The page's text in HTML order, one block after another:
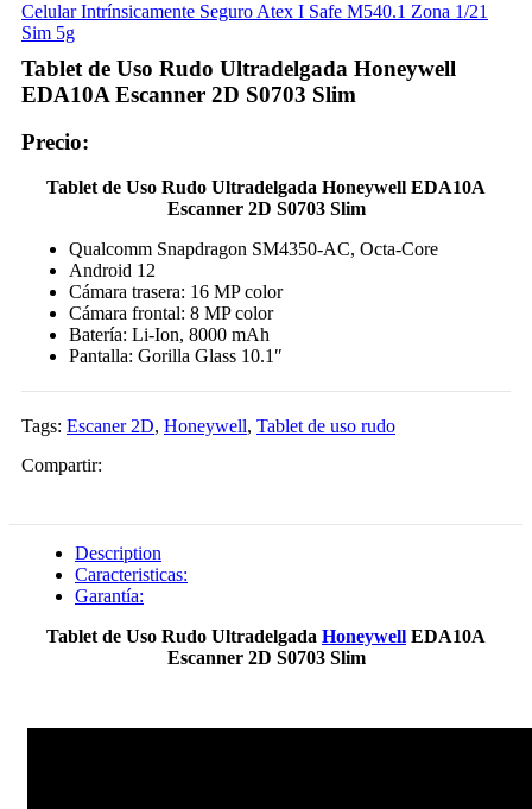
Celular Intrínsicamente Seguro Atex I Safe M540.1 Zona 1/21
Sim 5g
Tablet de Uso Rudo Ultradelgada Honeywell
EDA10A Escanner 2D S0703 Slim
Precio:
Tablet de Uso Rudo Ultradelgada Honeywell EDA10A
Escanner 2D S0703 Slim
Qualcomm Snapdragon SM4350-AC, Octa-Core
Android 12
Cámara trasera: 16 MP color
Cámara frontal: 8 MP color
Batería: Li-Ion, 8000 mAh
Pantalla: Gorilla Glass 10.1″
Tags: Escaner 2D, Honeywell, Tablet de uso rudo
Compartir:
Description
Caracteristicas:
Garantía:
Tablet de Uso Rudo Ultradelgada Honeywell EDA10A
Escanner 2D S0703 Slim